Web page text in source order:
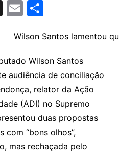
b
er
in
t
n
k
e
dI
n
l
gl
Cl
a
s
sr
s
T
a
d
s
E
ai
l
S
ar
e
Wilson Santos lamentou
Wilson Santos
audiência de conciliação
relator da Ação
(ADI) no Supremo
duas propostas
com “bons olhos”,
mas rechaçada pelo